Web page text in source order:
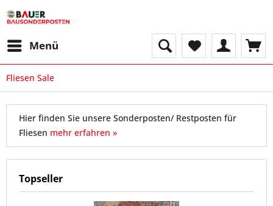
Menü
Fliesen Sale
Hier finden Sie unsere Sonderposten/ Restposten für
Fliesen mehr erfahren »
Topseller